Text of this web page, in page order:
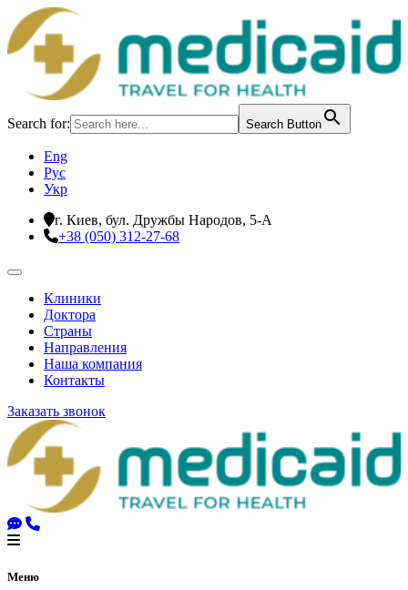
Search for: Search Button
Eng
Рус
Укр
г. Киев, бул. Дружбы Народов, 5-А
+38 (050) 312-27-68
Клиники
Доктора
Страны
Направления
Наша компания
Контакты
Заказать звонок
Меню